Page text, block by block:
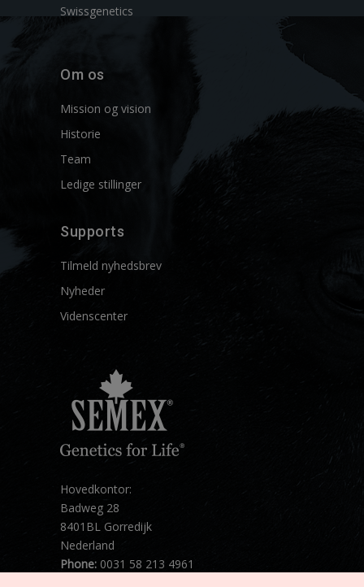
Swissgenetics
Om os
Mission og vision
Historie
Team
Ledige stillinger
Supports
Tilmeld nyhedsbrev
Nyheder
Videnscenter
Hovedkontor:
Badweg 28
8401BL Gorredijk
Nederland
Phone: 0031 58 213 4961